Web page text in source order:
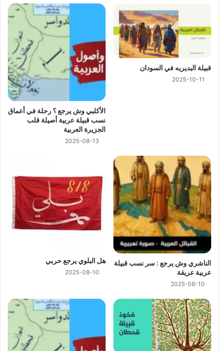
ﻗﺒﻴﻠﺔ ﺍﻟﺒﺪﻳﺮﻳﻪ في السودان
2025-10-11
الأكلبي وش يرجع ؟ رحلة في أعماق
نسب قبيلة عربية أصيلة قلب
الجزيرة العربية
2025-08-13
الناشري وش يرجع : سر نسب قبيلة
عربية عريقة
2025-08-10
هل البلوي يرجع حربي
2025-08-10